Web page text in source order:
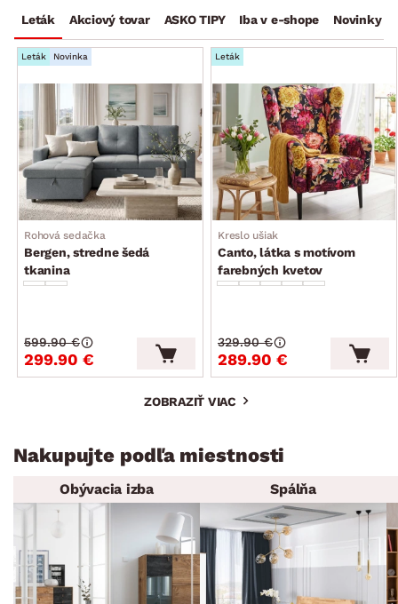
Leták Akciový tovar ASKO TIPY Iba v e-shope Novinky
Leták Novinka
Rohová sedačka
Bergen, stredne šedá
tkanina
299.90 €
599.90 €
Leták
Kreslo ušiak
Canto, látka s motívom
farebných kvetov
289.90 €
329.90 €
ZOBRAZIŤ VIAC
Nakupujte podľa miestnosti
Obývacia izba Spálňa